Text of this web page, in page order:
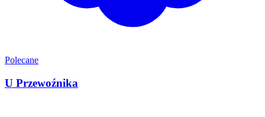
Polecane
U Przewoźnika